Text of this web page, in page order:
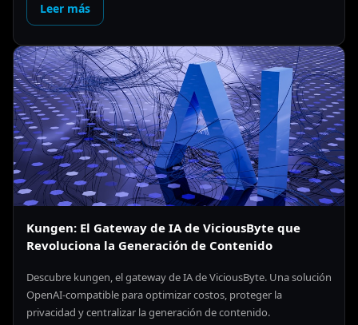
Leer más
Kungen: El Gateway de IA de ViciousByte que
Revoluciona la Generación de Contenido
Descubre kungen, el gateway de IA de ViciousByte. Una solución
OpenAI-compatible para optimizar costos, proteger la
privacidad y centralizar la generación de contenido.